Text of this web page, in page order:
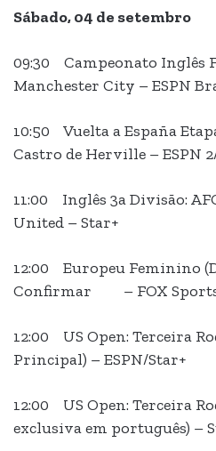
Sábado, 04 de setembro
09:30 Campeonato Inglês
Manchester City – ESPN
10:50 Vuelta a España
Castro de Herville – ESPN
11:00 Inglês 3a Divisão:
United – Star+
12:00 Europeu Feminino
Confirmar – FOX
12:00 US Open: Terceira
Principal) – ESPN/Star+
12:00 US Open: Terceira
exclusiva em português) –